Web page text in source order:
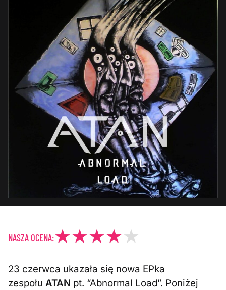
NASZA OCENA:
23 czerwca ukazała się nowa EPka
zespołuATAN pt. “Abnormal Load”. Poniżej